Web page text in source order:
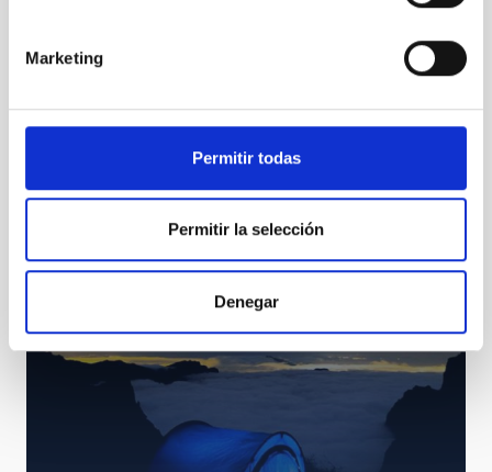
Marketing
Permitir todas
Permitir la selección
Denegar